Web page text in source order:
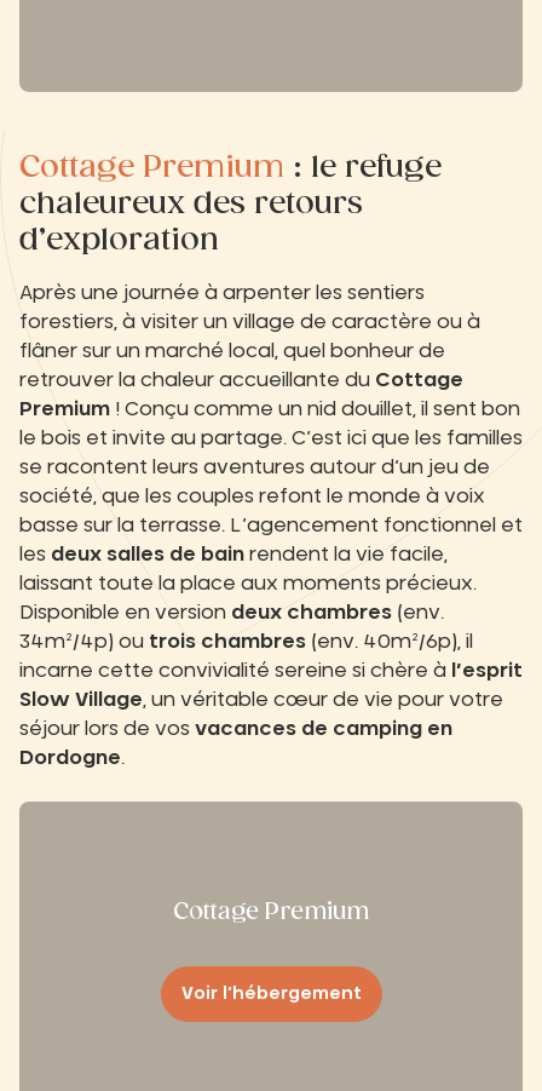
Cottage Premium
Voir l’hébergement
Cottage Premium : le refuge
chaleureux des retours
d’exploration
Après une journée à arpenter les sentiers
forestiers, à visiter un village de caractère ou à
flâner sur un marché local, quel bonheur de
retrouver la chaleur accueillante du Cottage
Premium ! Conçu comme un nid douillet, il sent bon
le bois et invite au partage. C’est ici que les familles
se racontent leurs aventures autour d’un jeu de
société, que les couples refont le monde à voix
basse sur la terrasse. L’agencement fonctionnel et
les deux salles de bain rendent la vie facile,
laissant toute la place aux moments précieux.
Disponible en version deux chambres (env.
34m²/4p) ou trois chambres (env. 40m²/6p), il
incarne cette convivialité sereine si chère à
l’esprit
Slow Village , un véritable cœur de vie pour votre
séjour lors de vos vacances de camping en
Dordogne.